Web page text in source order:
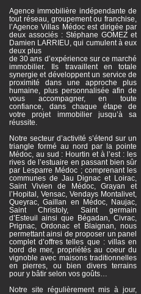
Agence immobilière indépendante de
tout réseau, groupement ou franchise,
l’Agence Villas Médoc est dirigée par
deux associés : Stéphane GOMEZ et
Damien LARRIEU, qui cumulent à eux
deux plus
de 30 ans d’expérience sur ce marché
immobilier. Ils travaillent en totale
synergie et développent un service de
proximité dans une approche plus
humaine, plus personnalisée afin de
vous accompagner, en toute
confiance, dans chaque étape de
votre projet immobilier jusqu’à sa
réussite.
Notre secteur d’activité s’étend sur un
triangle formé au nord par la pointe
Médoc, au sud : Hourtin et à l’est : les
rives de l’estuaire en passant bien sûr
par Lesparre Médoc ; comprenant les
communes de Jau Dignac et Loirac,
Saint Vivien de Médoc, Grayan et
l’Hopital, Vensac, Vendays Montalivet,
Queyrac, Gaillan en Médoc, Naujac,
Saint Christoly, Saint germain
d’Esteuil ainsi que Bégadan, Civrac,
Prignac, Ordonac et Blaignan, nous
permettant ainsi de proposer un panel
complet d’offres telles que : villas en
bord de mer, propriétés au coeur du
vignoble avec maisons traditionnelles
en pierres, ou bien divers terrains
pour y bâtir selon vos goûts…
Notre site régulièrement mis à jour,